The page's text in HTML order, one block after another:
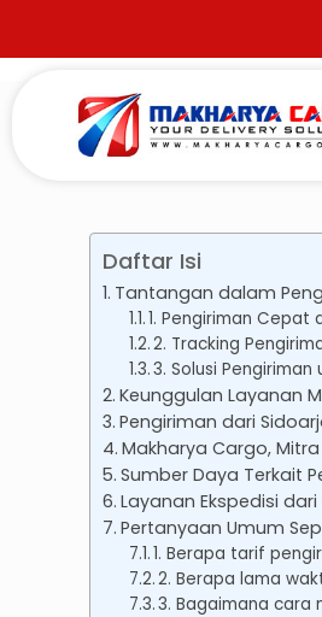
Published by alma
Daftar Isi
Tantangan dalam
1. Pengiriman Cepat
2. Tracking
3. Solusi
Keunggulan Layanan
Pengiriman dari
Makharya Cargo,
Sumber Daya Terkait
Layanan Ekspedisi
Pertanyaan Umum
1. Berapa tarif
2. Berapa lama
3. Bagaimana cara